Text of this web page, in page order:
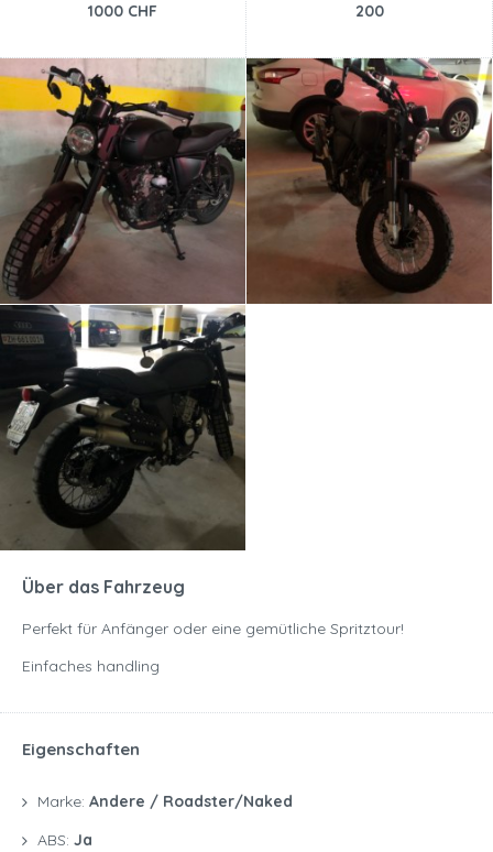
1000 CHF
200
Über das Fahrzeug
Perfekt für Anfänger oder eine gemütliche Spritztour!
Einfaches handling
Eigenschaften
Marke: Andere / Roadster/naked
ABS: Ja